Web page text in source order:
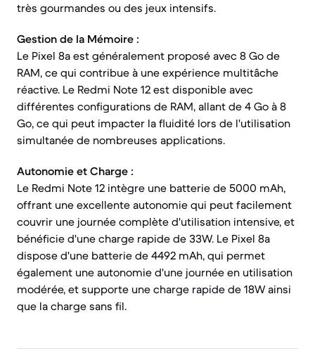
très gourmandes ou des jeux intensifs.
Gestion de la Mémoire :
Le Pixel 8a est généralement proposé avec 8 Go de
RAM, ce qui contribue à une expérience multitâche
réactive. Le Redmi Note 12 est disponible avec
différentes configurations de RAM, allant de 4 Go à 8
Go, ce qui peut impacter la fluidité lors de l'utilisation
simultanée de nombreuses applications.
Autonomie et Charge :
Le Redmi Note 12 intègre une batterie de 5000 mAh,
offrant une excellente autonomie qui peut facilement
couvrir une journée complète d'utilisation intensive, et
bénéficie d'une charge rapide de 33W. Le Pixel 8a
dispose d'une batterie de 4492 mAh, qui permet
également une autonomie d'une journée en utilisation
modérée, et supporte une charge rapide de 18W ainsi
que la charge sans fil.